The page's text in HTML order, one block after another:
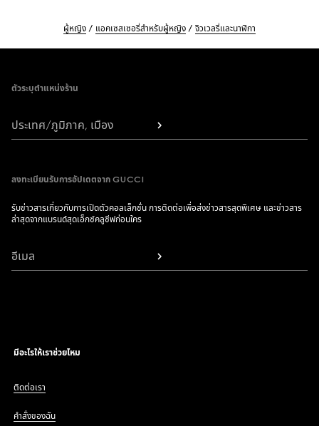
ผู้หญิง แอคเซสเซอรี่สำหรับผู้หญิง จิวเวลรี่และนาฬิกา
ตัวระบุตำแหน่งร้าน
ประเทศ/ภูมิภาค, เมือง
ลงทะเบียนรับการอัปเดตจาก GUCCI
รับข่าวสารเกี่ยวกับการเปิดตัวคอลเล็กชั่น การติดต่อเพื่อส่งข่าวสารสุดพิเศษ และข่าวสาร
ล่าสุดจากแบรนด์สุดเอ็กซ์คลูซีฟก่อนใคร
อีเมล
มีอะไรให้เราช่วยไหม
ติดต่อเรา
คำสั่งของฉัน